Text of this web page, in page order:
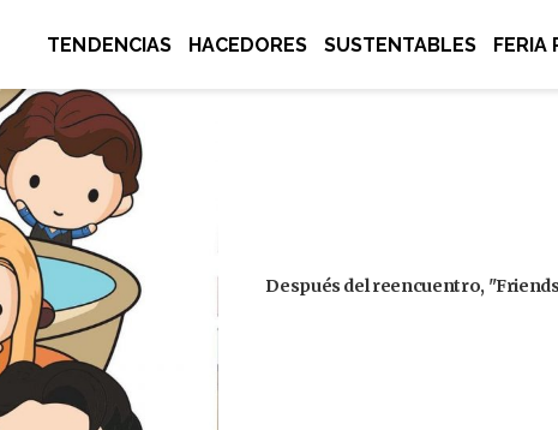
TENDENCIAS HACEDORES SUSTENTABLES FERIA
Después del reencuentro,